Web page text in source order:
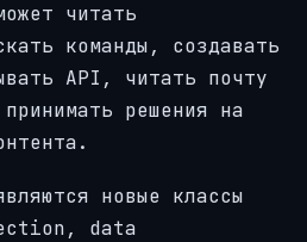
читать
команды, создавать
API, читать почту
решения на
новые классы
data